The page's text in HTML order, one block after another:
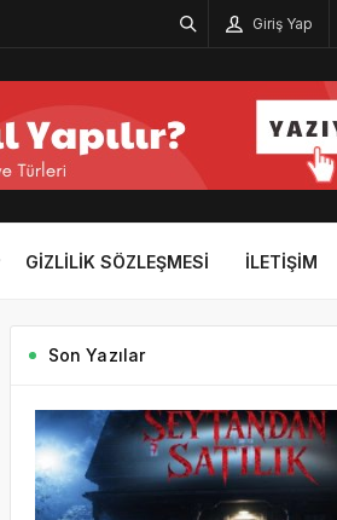
Giriş Yap
GIZLILIK SÖZLEŞMESI İLETIŞIM
Son Yazılar